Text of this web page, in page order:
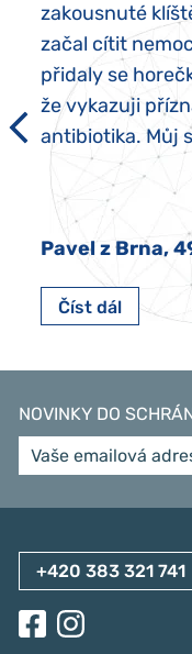
zakousnuté
začal cítit
přidaly se
že vykazuji
antibiotika. Můj
Pavel z Brna,
Číst dál
NOVINKY DO
+420 383 321 741